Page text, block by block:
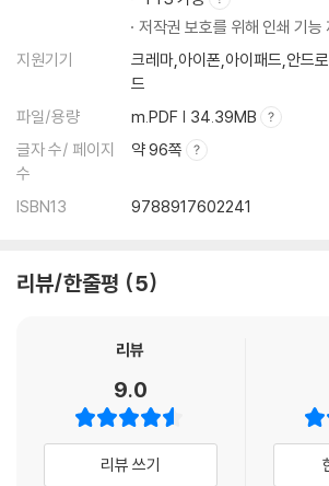
저작권 보호를 위해 인쇄 기능
지원기기
크레마,아이폰,아이패드,안드
드
파일/용량
m.PDF | 34.39MB
글자 수/ 페이지
수
약 96쪽
ISBN13 9788917602241
리뷰/한줄평 5
리뷰
9.0
리뷰 쓰기